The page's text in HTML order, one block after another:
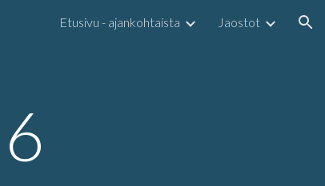
Etusivu - ajankohtaista Jaostot
6